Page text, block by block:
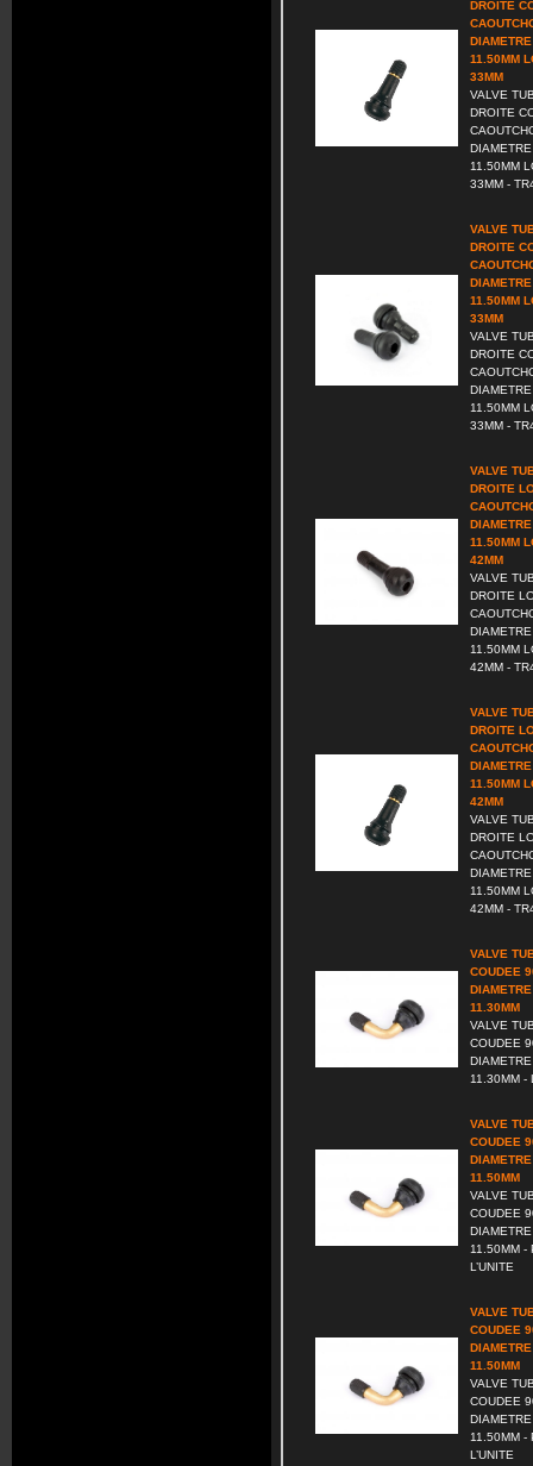
DROITE
11.50MM
33MM
VALVE
DROITE
11.50MM
33MM -
VALVE
DROITE
11.50MM
33MM
VALVE
DROITE
11.50MM
33MM -
VALVE
DROITE
11.50MM
42MM
VALVE
DROITE
11.50MM
42MM -
VALVE
DROITE
11.50MM
42MM
VALVE
DROITE
11.50MM
42MM -
VALVE
COUDEE
11.30MM
VALVE
COUDEE
11.30MM -
VALVE
COUDEE
11.50MM
VALVE
COUDEE
11.50MM -
L’UNITE
VALVE
COUDEE
11.50MM
VALVE
COUDEE
11.50MM -
L’UNITE